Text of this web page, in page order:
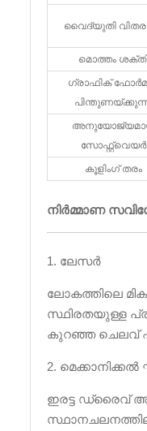
വൈദ്യുതി
മൊത്തം ശക്തി
ഗ്രാഫിക്
സോഫ്റ്റ്വെയർ
കൂളിംഗ് തരം
നിർമ്മാണ
1. ലേസർ
ലോകത്തിലെ
സ്ഥിരതയുള്ള
കുറഞ്ഞ ചെലവ്
2.
ഇരട്ട ഡ്രൈവ്